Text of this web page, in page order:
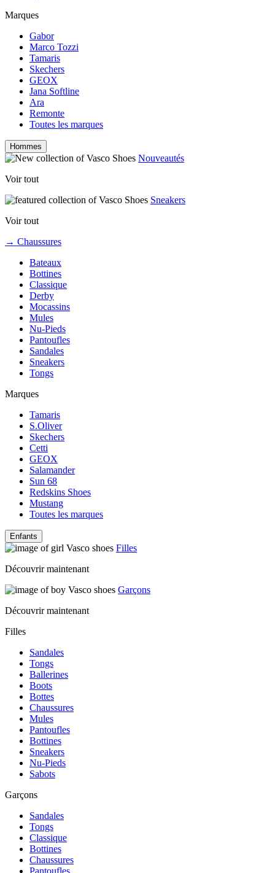
Marques
Gabor
Marco Tozzi
Tamaris
Skechers
GEOX
Jana Softline
Ara
Remonte
Toutes les marques
Hommes
Nouveautés
Voir tout
Sneakers
Voir tout
→ Chaussures
Bateaux
Bottines
Classique
Derby
Mocassins
Mules
Nu-Pieds
Pantoufles
Sandales
Sneakers
Tongs
Marques
Tamaris
S.Oliver
Skechers
Cetti
GEOX
Salamander
Sun 68
Redskins Shoes
Mustang
Toutes les marques
Enfants
Filles
Découvrir maintenant
Garçons
Découvrir maintenant
Filles
Sandales
Tongs
Ballerines
Boots
Bottes
Chaussures
Mules
Pantoufles
Bottines
Sneakers
Nu-Pieds
Sabots
Garçons
Sandales
Tongs
Classique
Bottines
Chaussures
Pantoufles